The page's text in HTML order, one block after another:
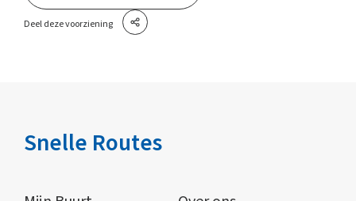
Deel deze voorziening
Snelle Routes